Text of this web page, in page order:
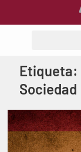
Etiqueta:
Sociedad